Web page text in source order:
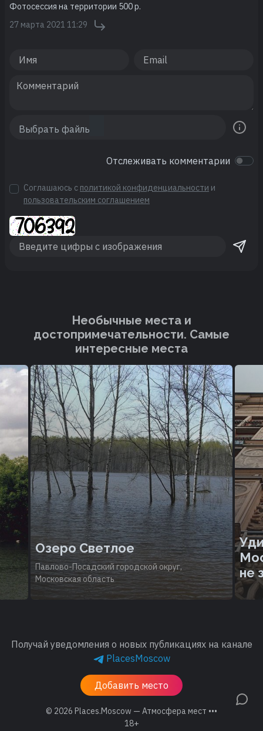
Фотосессия на территории 500 р.
27 марта 2021 11:29
Отслеживать комментарии
Соглашаюсь с политикой конфиденциальности и
пользовательским соглашением
Необычные места и
достопримечательности. Cамые
интересные места
Озеро Светлое
Павлово-Посадский городской округ,
Московская область
не
Получай уведомления о новых публикациях на канале
PlacesMoscow
Добавить место
© 2026 Places.Moscow — Атмосфера мест •••
18+